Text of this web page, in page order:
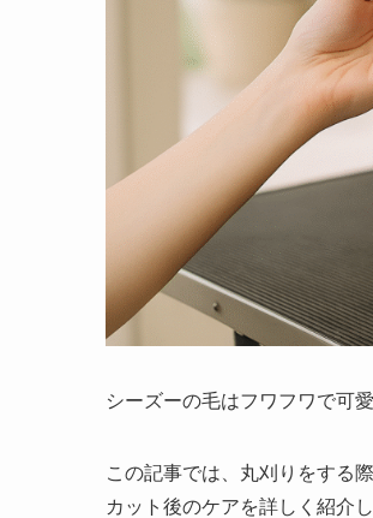
シーズーの毛はフワフワで可
この記事では、丸刈りをする
カット後のケアを詳しく紹介し